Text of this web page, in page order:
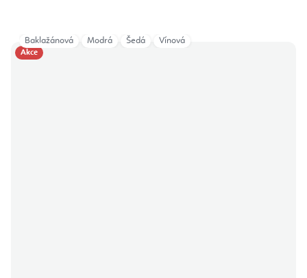
Akce
Baklažánová Modrá Šedá Vínová